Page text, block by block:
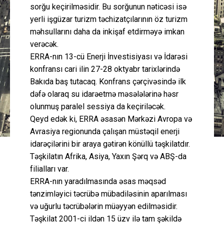
sorğu keçirilməsidir. Bu sorğunun nəticəsi isə
yerli işgüzar turizm təchizatçılarının öz turizm
məhsullarını daha da inkişaf etdirməyə imkan
verəcək.
ERRA-nın 13-cü Enerji İnvestisiyası və İdarəsi
konfransı cari ilin 27-28 oktyabr tarixlərində
Bakıda baş tutacaq. Konfrans çərçivəsində ilk
dəfə olaraq su idarəetmə məsələlərinə həsr
olunmuş paralel sessiya da keçiriləcək.
Qeyd edək ki, ERRA əsasən Mərkəzi Avropa və
Avrasiya regionunda çalışan müstəqil enerji
idarəçilərini bir araya gətirən könüllü təşkilatdır.
Təşkilatın Afrika, Asiya, Yaxın Şərq və ABŞ-da
filialları var.
ERRA-nın yaradılmasında əsas məqsəd
tənzimləyici təcrübə mübadiləsinin aparılması
və uğurlu təcrübələrin müəyyən edilməsidir.
Təşkilat 2001-ci ildən 15 üzv ilə tam şəkildə